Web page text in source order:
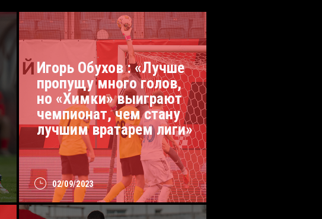
02/09/2023
Игорь Обухов : «Лучше
пропущу много голов,
но «Химки» выиграют
чемпионат, чем стану
лучшим вратарем лиги»